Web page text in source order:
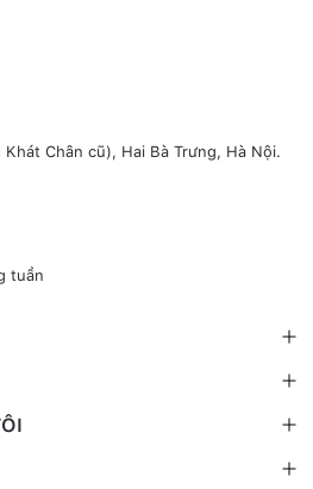
Chân cũ), Hai Bà Trưng, Hà Nội.
tuần